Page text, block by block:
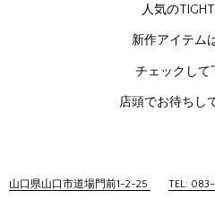
人気の
新作アイテム
チェックして
店頭でお待ちし
山口県山口市道場門前1-2-25 TEL: